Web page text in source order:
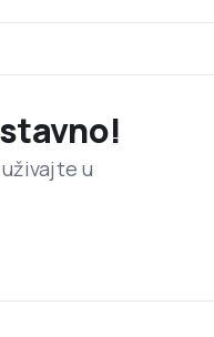
grčkog glavnog grada.
koristiti uslugu
piće.
im se alkoholna
u